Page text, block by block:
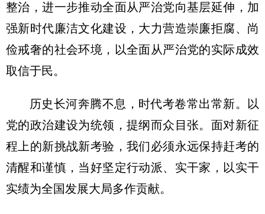
整治，进一步推动全面从严治党向基层延伸，加
强新时代廉洁文化建设，大力营造崇廉拒腐、尚
俭戒奢的社会环境，以全面从严治党的实际成效
取信于民。
历史长河奔腾不息，时代考卷常出常新。以
党的政治建设为统领，提纲而众目张。面对新征
程上的新挑战新考验，我们必须永远保持赶考的
清醒和谨慎，当好坚定行动派、实干家，以实干
实绩为全国发展大局多作贡献。